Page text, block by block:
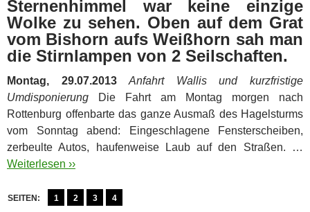
Sternenhimmel war keine einzige
Wolke zu sehen. Oben auf dem Grat
vom Bishorn aufs Weißhorn sah man
die Stirnlampen von 2 Seilschaften.
Montag, 29.07.2013Anfahrt Wallis und kurzfristige
Umdisponierung Die Fahrt am Montag morgen nach
Rottenburg offenbarte das ganze Ausmaß des Hagelsturms
vom Sonntag abend: Eingeschlagene Fensterscheiben,
zerbeulte Autos, haufenweise Laub auf den Straßen. …
Weiterlesen ››
SEITEN: 1 2 3 4